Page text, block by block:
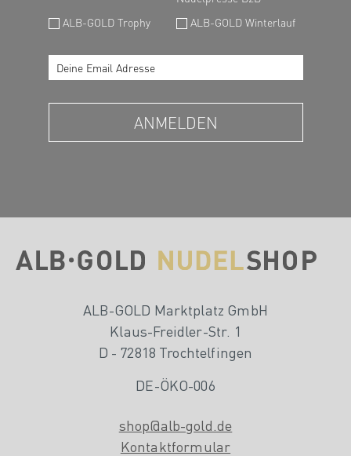
ALB-GOLD Marktplatz GmbH
Klaus-Freidler-Str. 1
D - 72818 Trochtelfingen
DE-ÖKO-006
shop@alb-gold.de
Kontaktformular